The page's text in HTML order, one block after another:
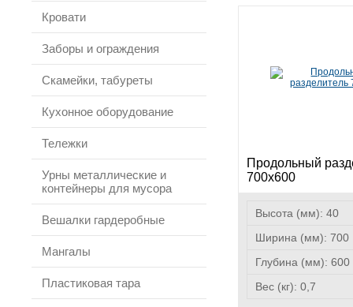
Кровати
Заборы и ограждения
Скамейки, табуреты
Кухонное оборудование
Тележки
Урны металлические и
контейнеры для мусора
Вешалки гардеробные
Мангалы
Пластиковая тара
Продольный
700х600
Высота (мм): 40
Ширина (мм): 700
Глубина (мм): 600
Вес (кг): 0,7